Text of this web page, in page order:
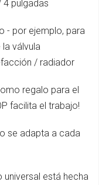
4 pulgadas
- por ejemplo, para
válvula
/ radiador
regalo para el
facilita el trabajo!
se adapta a cada
universal está hecha